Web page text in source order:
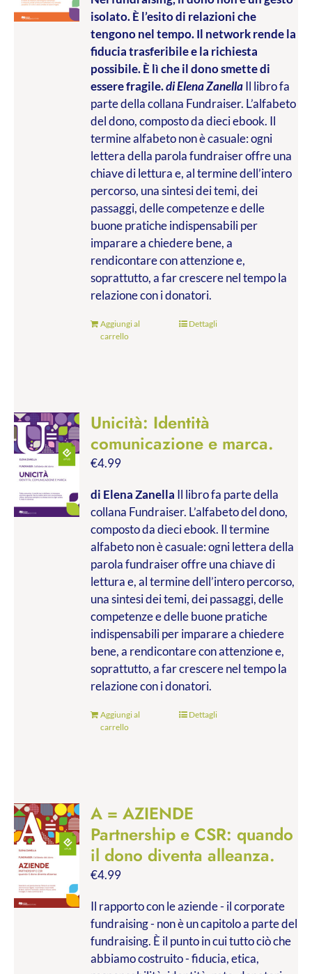
isolato. È l’esito di relazioni che
tengono nel tempo. Il network rende la
fiducia trasferibile e la richiesta
possibile. È lì che il dono smette di
essere fragile.di Elena ZanellaIl libro fa
parte della collana Fundraiser. L’alfabeto
del dono, composto da dieci ebook. Il
termine alfabeto non è casuale: ogni
lettera della parola fundraiser offre una
chiave di lettura e, al termine dell’intero
percorso, una sintesi dei temi, dei
passaggi, delle competenze e delle
buone pratiche indispensabili per
imparare a chiedere bene, a
rendicontare con attenzione e,
soprattutto, a far crescere nel tempo la
relazione con i donatori.
Aggiungi al
carrello
Dettagli
Unicità: Identità
comunicazione e marca.
€4.99
di Elena Zanella Il libro fa parte della
collana Fundraiser. L’alfabeto del dono,
composto da dieci ebook. Il termine
alfabeto non è casuale: ogni lettera della
parola fundraiser offre una chiave di
lettura e, al termine dell’intero percorso,
una sintesi dei temi, dei passaggi, delle
competenze e delle buone pratiche
indispensabili per imparare a chiedere
bene, a rendicontare con attenzione e,
soprattutto, a far crescere nel tempo la
relazione con i donatori.
Aggiungi al
carrello
Dettagli
A = AZIENDE
Partnership e CSR: quando
il dono diventa alleanza.
€4.99
Il rapporto con le aziende - il corporate
fundraising - non è un capitolo a parte del
fundraising. È il punto in cui tutto ciò che
abbiamo costruito - fiducia, etica,